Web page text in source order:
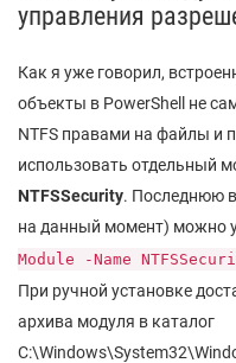
управления
Как я уже говорил,
объекты в PowerShell не
NTFS правами на файлы и
использовать отдельный
NTFSSecurity. Последнюю
на данный момент) можно
Module -Name
При ручной установке
архива модуля в каталог